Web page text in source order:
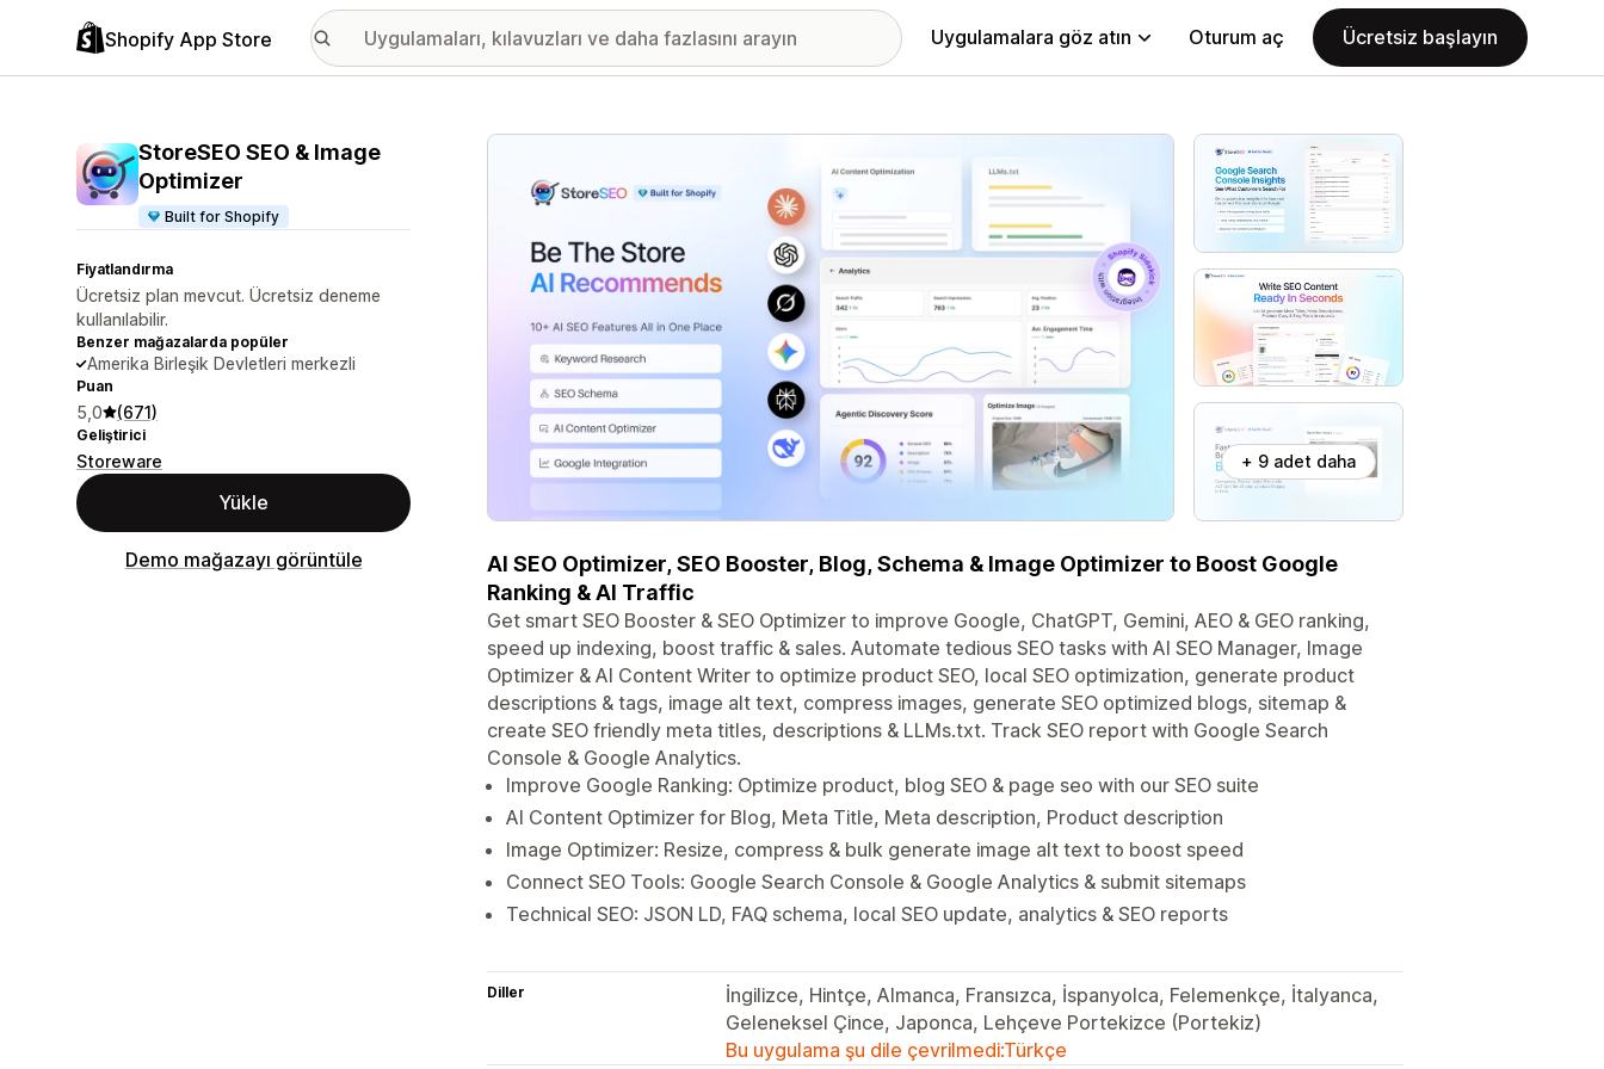
Shopify App Store Uygulamalara göz atın Oturum aç Ücretsiz başlayın
StoreSEO SEO & Image
Optimizer
Built for Shopify
Fiyatlandırma
Ücretsiz plan mevcut. Ücretsiz deneme
kullanılabilir.
Benzer mağazalarda popüler
Amerika Birleşik Devletleri merkezli
Puan
5,0 (671)
Geliştirici
Storeware
Yükle
Demo mağazayı görüntüle
Öne çıkan görsel galerisi
+ 9 adet daha
AI SEO Optimizer, SEO Booster, Blog, Schema & Image Optimizer to Boost Google
Ranking & AI Traffic
Get smart SEO Booster & SEO Optimizer to improve Google, ChatGPT, Gemini, AEO & GEO ranking,
speed up indexing, boost traffic & sales. Automate tedious SEO tasks with AI SEO Manager, Image
Optimizer & AI Content Writer to optimize product SEO, local SEO optimization, generate product
descriptions & tags, image alt text, compress images, generate SEO optimized blogs, sitemap &
create SEO friendly meta titles, descriptions & LLMs.txt. Track SEO report with Google Search
Console & Google Analytics.
Improve Google Ranking: Optimize product, blog SEO & page seo with our SEO suite
AI Content Optimizer for Blog, Meta Title, Meta description, Product description
Image Optimizer: Resize, compress & bulk generate image alt text to boost speed
Connect SEO Tools: Google Search Console & Google Analytics & submit sitemaps
Technical SEO: JSON LD, FAQ schema, local SEO update, analytics & SEO reports
Diller
İngilizce, Hintçe, Almanca, Fransızca, İspanyolca, Felemenkçe, İtalyanca,
Geleneksel Çince, Japonca, Lehçeve Portekizce (Portekiz)
Bu uygulama şu dile çevrilmedi:Türkçe